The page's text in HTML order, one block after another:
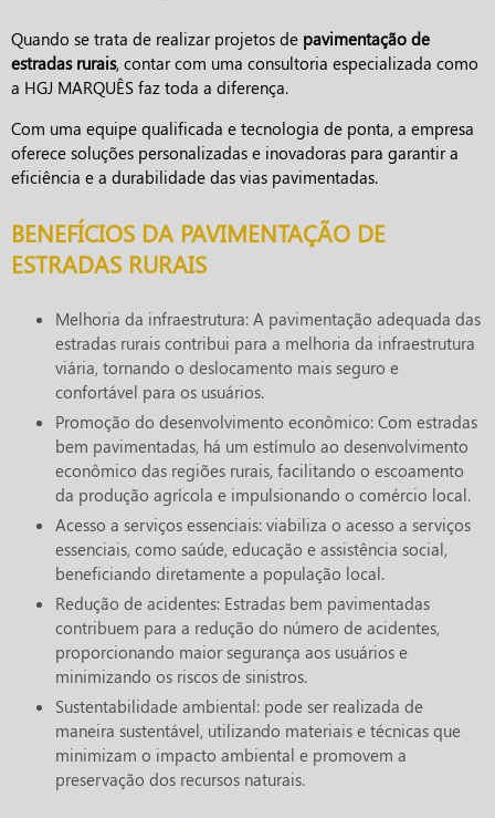
Quando se trata de realizar projetos de pavimentação de
estradas rurais, contar com uma consultoria especializada como
a HGJ MARQUÊS faz toda a diferença.
Com uma equipe qualificada e tecnologia de ponta, a empresa
oferece soluções personalizadas e inovadoras para garantir a
eficiência e a durabilidade das vias pavimentadas.
BENEFÍCIOS DA PAVIMENTAÇÃO DE
ESTRADAS RURAIS
Melhoria da infraestrutura: A pavimentação adequada das
estradas rurais contribui para a melhoria da infraestrutura
viária, tornando o deslocamento mais seguro e
confortável para os usuários.
Promoção do desenvolvimento econômico: Com estradas
bem pavimentadas, há um estímulo ao desenvolvimento
econômico das regiões rurais, facilitando o escoamento
da produção agrícola e impulsionando o comércio local.
Acesso a serviços essenciais: viabiliza o acesso a serviços
essenciais, como saúde, educação e assistência social,
beneficiando diretamente a população local.
Redução de acidentes: Estradas bem pavimentadas
contribuem para a redução do número de acidentes,
proporcionando maior segurança aos usuários e
minimizando os riscos de sinistros.
Sustentabilidade ambiental: pode ser realizada de
maneira sustentável, utilizando materiais e técnicas que
minimizam o impacto ambiental e promovem a
preservação dos recursos naturais.